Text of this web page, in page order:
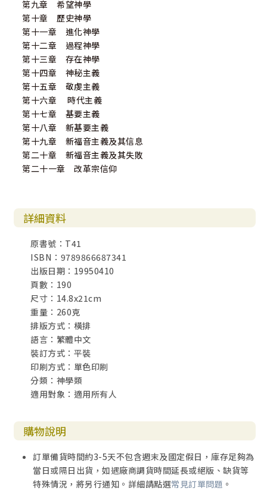
第九章 希望神學
第十章 歷史神學
第十一章 進化神學
第十二章 過程神學
第十三章 存在神學
第十四章 神秘主義
第十五章 敬虔主義
第十六章 時代主義
第十七章 基要主義
第十八章 新基要主義
第十九章 新福音主義及其信息
第二十章 新福音主義及其失敗
第二十一章 改革宗信仰
詳細資料
原書號：T41
ISBN：9789866687341
出版日期：19950410
頁數：190
尺寸：14.8x21cm
重量：260克
排版方式：橫排
語言：繁體中文
裝訂方式：平裝
印刷方式：單色印刷
分類：神學類
適用對象：適用所有人
購物說明
訂單備貨時間約3-5天不包含週末及國定假日，庫存足夠為
當日或隔日出貨，如遇廠商調貨時間延長或絕版、缺貨等
特殊情況，將另行通知。詳細請點選常見訂單問題 。